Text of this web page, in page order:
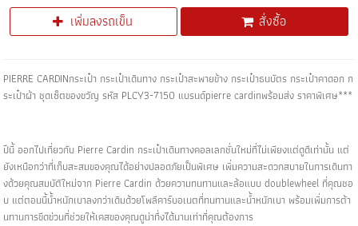
เพิ่มลงรถเข็น สั่งซื้อ
PIERRE CARDINกระเป๋า กระเป๋าเดินทาง กระเป๋าสะพายข้าง กระเป๋าธนบัตร กระเป๋าคาดอก ก
ระเป๋าผ้า ชุดเซ็ตของขวัญ รหัส PLCY3-7150 แบรนด์pierre cardinพร้อมส่ง ราคาพิเศษ***
ปีนี้ ออกไปเที่ยวกับ Pierre Cardin กระเป๋าเดินทางคอลเลกชั่นใหม่ที่ไม่เพียงแต่ดูดีเท่านั้น แต่
ยังเหนือกว่าที่เก็บสะสมของคุณได้อย่างปลอดภัยเป็นพิเศษ เพิ่มความสะดวกสบายในการเดินทา
งด้วยคุณสมบัติใหม่จาก Pierre Cardin ด้วยความทนทานและล้อแบบ doublewheel ที่คุณชอ
บ แต่ตอนนี้น้ำหนักเบาลงกว่าเดิมด้วยโพลีคาร์บอเนตที่ทนทานและน้ำหนักเบา พร้อมเพิ่มการต้า
นทานการขีดข่วนที่ช่วยให้เคสของคุณดูน่าทึ่งได้นานเท่าที่คุณต้องการ